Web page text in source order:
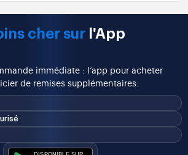
cher sur l'App
immédiate : l’app pour acheter
de remises supplémentaires.